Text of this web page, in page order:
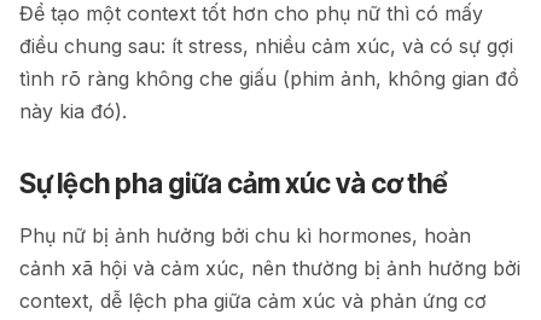
Để tạo một context tốt hơn cho phụ nữ thì có mấy
điều chung sau: ít stress, nhiều cảm xúc, và có sự gợi
tình rõ ràng không che giấu (phim ảnh, không gian đồ
này kia đó).
Sự lệch pha giữa cảm xúc và cơ thể
Phụ nữ bị ảnh hưởng bởi chu kì hormones, hoàn
cảnh xã hội và cảm xúc, nên thường bị ảnh hưởng bởi
context, dễ lệch pha giữa cảm xúc và phản ứng cơ